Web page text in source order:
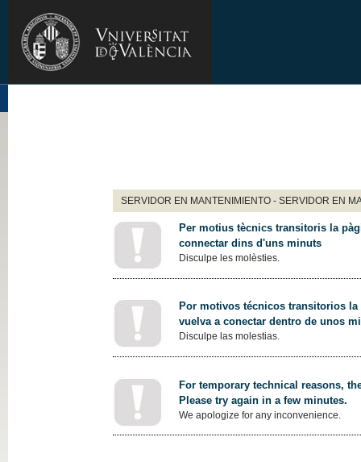
SERVIDOR EN MANTENIMIENTO - SERVIDOR EN
Per motius tècnics transitoris la
connectar dins d'uns minuts
Disculpe les molèsties.
Por motivos técnicos transitorios
vuelva a conectar dentro de unos
Disculpe las molestias.
For temporary technical reasons,
Please try again in a few minutes.
We apologize for any inconvenience.